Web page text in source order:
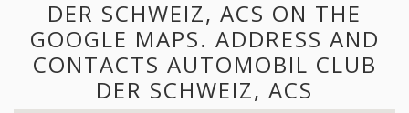
DER SCHWEIZ, ACS ON THE
GOOGLE MAPS. ADDRESS AND
CONTACTS AUTOMOBIL CLUB
DER SCHWEIZ, ACS